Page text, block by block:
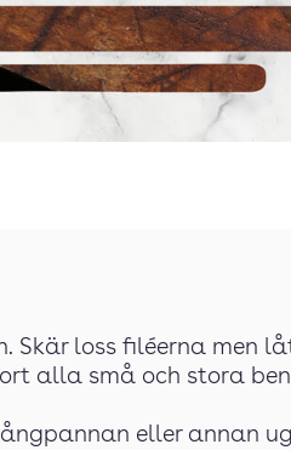
Skär loss filéerna men
alla små och stora
eller annan